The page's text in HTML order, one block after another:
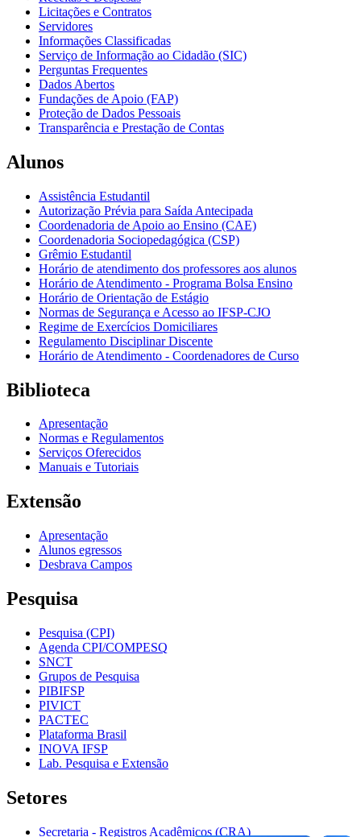
Licitações e Contratos
Servidores
Informações Classificadas
Serviço de Informação ao Cidadão (SIC)
Perguntas Frequentes
Dados Abertos
Fundações de Apoio (FAP)
Proteção de Dados Pessoais
Transparência e Prestação de Contas
Alunos
Assistência Estudantil
Autorização Prévia para Saída Antecipada
Coordenadoria de Apoio ao Ensino (CAE)
Coordenadoria Sociopedagógica (CSP)
Grêmio Estudantil
Horário de atendimento dos professores aos alunos
Horário de Atendimento - Programa Bolsa Ensino
Horário de Orientação de Estágio
Normas de Segurança e Acesso ao IFSP-CJO
Regime de Exercícios Domiciliares
Regulamento Disciplinar Discente
Horário de Atendimento - Coordenadores de Curso
Biblioteca
Apresentação
Normas e Regulamentos
Serviços Oferecidos
Manuais e Tutoriais
Extensão
Apresentação
Alunos egressos
Desbrava Campos
Pesquisa
Pesquisa (CPI)
Agenda CPI/COMPESQ
SNCT
Grupos de Pesquisa
PIBIFSP
PIVICT
PACTEC
Plataforma Brasil
INOVA IFSP
Lab. Pesquisa e Extensão
Setores
Secretaria - Registros Acadêmicos (CRA)